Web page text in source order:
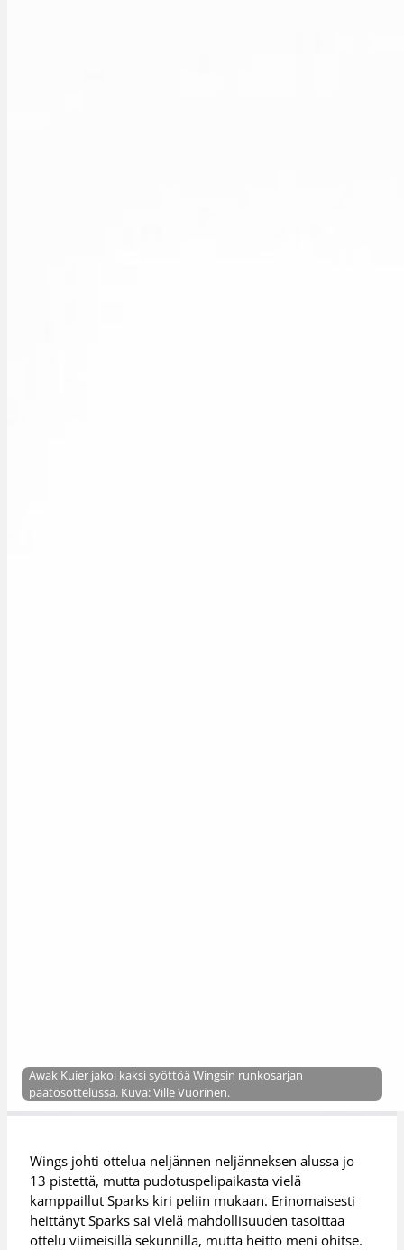
Awak Kuier jakoi kaksi syöttöä Wingsin runkosarjan
päätösottelussa. Kuva: Ville Vuorinen.
Wings johti ottelua neljännen neljänneksen alussa jo
13 pistettä, mutta pudotuspelipaikasta vielä
kamppaillut Sparks kiri peliin mukaan. Erinomaisesti
heittänyt Sparks sai vielä mahdollisuuden tasoittaa
ottelu viimeisillä sekunnilla, mutta heitto meni ohitse.